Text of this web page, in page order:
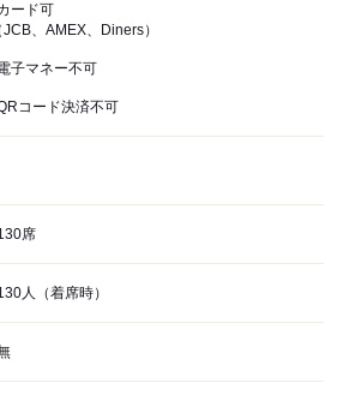
ード可
JCB、AMEX、Diners）
子マネー不可
コード決済不可
席
人（着席時）